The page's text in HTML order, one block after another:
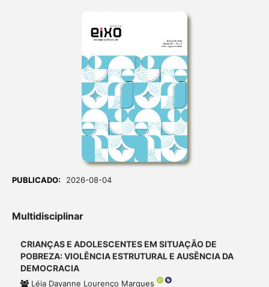
PUBLICADO: 2026-08-04
Multidisciplinar
CRIANÇAS E ADOLESCENTES EM SITUAÇÃO DE
POBREZA: VIOLÊNCIA ESTRUTURAL E AUSÊNCIA DA
DEMOCRACIA
Léia Dayanne Lourenço Marques